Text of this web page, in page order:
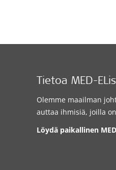
Tietoa MED-
Olemme maailman
auttaa ihmisiä, joilla
Löydä paikallinen